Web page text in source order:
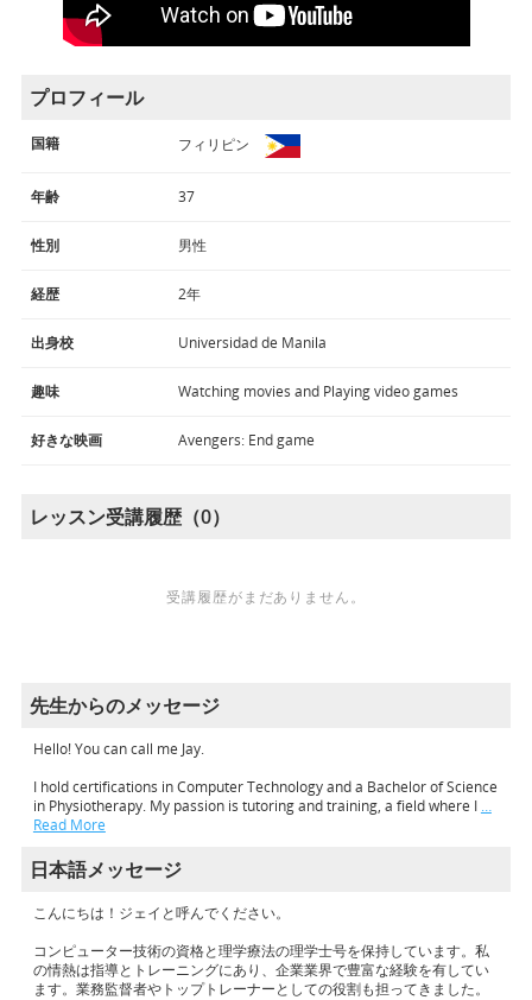
プロフィール
国籍 フィリピン
年齢 37
性別 男性
経歴 2年
出身校 Universidad de Manila
趣味 Watching movies and Playing video games
好きな映画 Avengers: End game
レッスン受講履歴（0）
受講履歴がまだありません。
先生からのメッセージ
Hello! You can call me Jay.
I hold certifications in Computer Technology and a Bachelor of Science
in Physiotherapy. My passion is tutoring and training, a field where I …
Read More
日本語メッセージ
こんにちは！ジェイと呼んでください。
コンピューター技術の資格と理学療法の理学士号を保持しています。私
の情熱は指導とトレーニングにあり、企業業界で豊富な経験を有してい
ます。業務監督者やトップトレーナーとしての役割も担ってきました。